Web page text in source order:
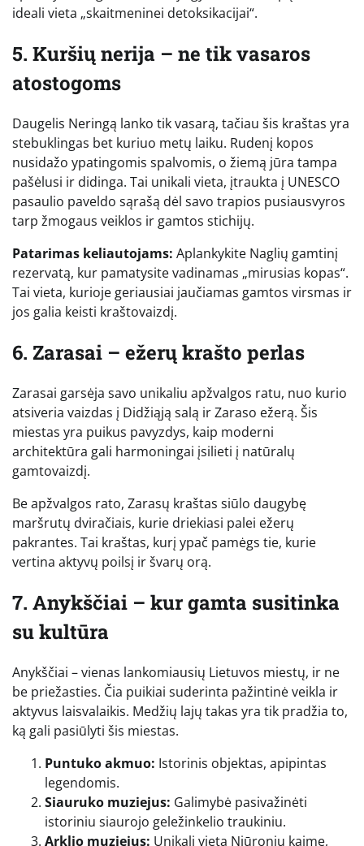
ideali vieta „skaitmeninei detoksikacijai“.
5. Kuršių nerija – ne tik vasaros
atostogoms
Daugelis Neringą lanko tik vasarą, tačiau šis kraštas yra
stebuklingas bet kuriuo metų laiku. Rudenį kopos
nusidažo ypatingomis spalvomis, o žiemą jūra tampa
pašėlusi ir didinga. Tai unikali vieta, įtraukta į UNESCO
pasaulio paveldo sąrašą dėl savo trapios pusiausvyros
tarp žmogaus veiklos ir gamtos stichijų.
Patarimas keliautojams: Aplankykite Naglių gamtinį
rezervatą, kur pamatysite vadinamas „mirusias kopas“.
Tai vieta, kurioje geriausiai jaučiamas gamtos virsmas ir
jos galia keisti kraštovaizdį.
6. Zarasai – ežerų krašto perlas
Zarasai garsėja savo unikaliu apžvalgos ratu, nuo kurio
atsiveria vaizdas į Didžiąją salą ir Zaraso ežerą. Šis
miestas yra puikus pavyzdys, kaip moderni
architektūra gali harmoningai įsilieti į natūralų
gamtovaizdį.
Be apžvalgos rato, Zarasų kraštas siūlo daugybę
maršrutų dviračiais, kurie driekiasi palei ežerų
pakrantes. Tai kraštas, kurį ypač pamėgs tie, kurie
vertina aktyvų poilsį ir švarų orą.
7. Anykščiai – kur gamta susitinka
su kultūra
Anykščiai – vienas lankomiausių Lietuvos miestų, ir ne
be priežasties. Čia puikiai suderinta pažintinė veikla ir
aktyvus laisvalaikis. Medžių lajų takas yra tik pradžia to,
ką gali pasiūlyti šis miestas.
Puntuko akmuo: Istorinis objektas, apipintas
legendomis.
Siauruko muziejus: Galimybė pasivažinėti
istoriniu siaurojo geležinkelio traukiniu.
Arklio muziejus: Unikali vieta Niūronių kaime,